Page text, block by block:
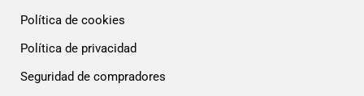
Política de cookies
Política de privacidad
Seguridad de compradores